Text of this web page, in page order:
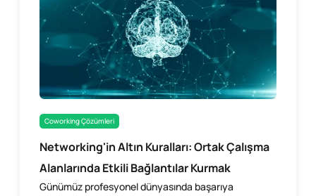
Coworking Çözümleri
Networking'in Altın Kuralları: Ortak Çalışma
Alanlarında Etkili Bağlantılar Kurmak
Günümüz profesyonel dünyasında başarıya